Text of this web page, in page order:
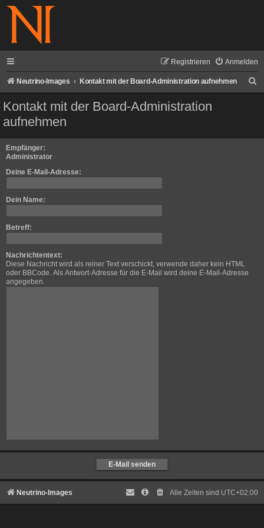
Anmelden
Registrieren
Neutrino-Images Kontakt mit der Board-Administration aufnehmen
Kontakt mit der Board-Administration
aufnehmen
Empfänger:
Administrator
Deine E-Mail-Adresse:
Dein Name:
Betreff:
Nachrichtentext:
Diese Nachricht wird als reiner Text verschickt, verwende daher kein HTML
oder BBCode. Als Antwort-Adresse für die E-Mail wird deine E-Mail-Adresse
angegeben.
Neutrino-Images Alle Zeiten sind UTC+02:00